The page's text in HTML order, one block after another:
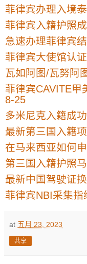
菲律宾办理入境
菲律宾入籍护照
急速办理菲律宾
菲律宾大使馆认
瓦如阿图/瓦努阿
菲律宾CAVITE甲
8-25
多米尼克入籍成
最新第三国入籍
在马来西亚如何
第三国入籍护照
最新中国驾驶证
菲律宾NBI采集指
at 五月 23, 2023
共享